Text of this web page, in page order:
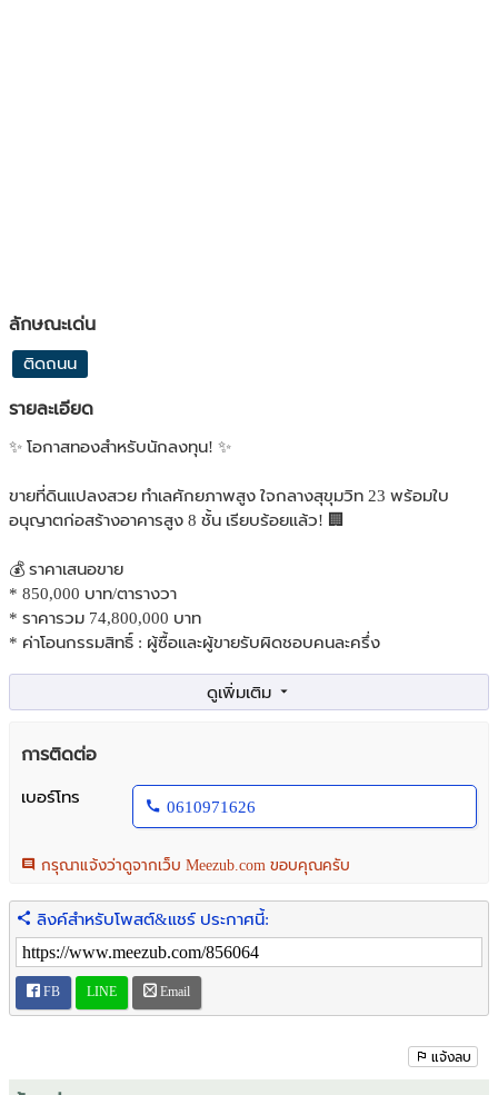
ลักษณะเด่น
ติดถนน
รายละเอียด
✨ โอกาสทองสำหรับนักลงทุน! ✨
ขายที่ดินแปลงสวย ทำเลศักยภาพสูง ใจกลางสุขุมวิท 23 พร้อมใบ
อนุญาตก่อสร้างอาคารสูง 8 ชั้น เรียบร้อยแล้ว! 🏢
💰 ราคาเสนอขาย
* 850,000 บาท/ตารางวา
* ราคารวม 74,800,000 บาท
* ค่าโอนกรรมสิทธิ์ : ผู้ซื้อและผู้ขายรับผิดชอบคนละครึ่ง
- ขนาดพื้นที่ : 88 ตารางวา
พร้อมดำเนินการต่อได้ทันที (ก่อนหน้านี้มีแพลนจะพัฒนาเป็นโรงแรม)
เหมาะสำหรับพัฒนาโครงการโรงแรม คอนโดมิเนียม หรืออาคาร
กรุงเทพมหานคร 10110
ใกล้เคียง
- มหาวิทยาลัยศรีนครินทรวิโรฒ
- เซเว่นอีเลฟเว่น
การติดต่อ
เบอร์โทร
0610971626
กรุณาแจ้งว่าดูจากเว็บ Meezub.com ขอบคุณครับ
ลิงค์สำหรับโพสต์&แชร์ ประกาศนี้:
FB LINE Email
แจ้งลบ